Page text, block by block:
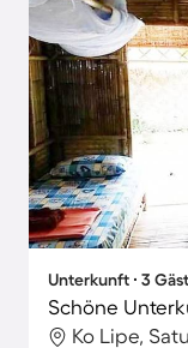
Unterkunft ∙ 3
Ko Lipe,